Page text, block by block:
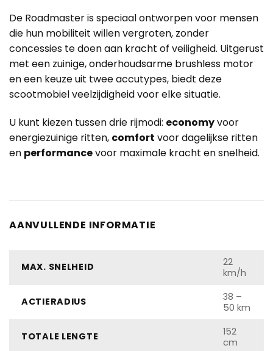
De Roadmaster is speciaal ontworpen voor mensen
die hun mobiliteit willen vergroten, zonder
concessies te doen aan kracht of veiligheid. Uitgerust
met een zuinige, onderhoudsarme brushless motor
en een keuze uit twee accutypes, biedt deze
scootmobiel veelzijdigheid voor elke situatie.
U kunt kiezen tussen drie rijmodi: economyvoor
energiezuinige ritten, comfort voor dagelijkse ritten
en performancevoor maximale kracht en snelheid.
AANVULLENDE INFORMATIE
MAX. SNELHEID
22
km/h
ACTIERADIUS
38 –
50 km
TOTALE LENGTE
152
cm